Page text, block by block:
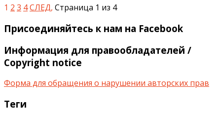
1 2 3 4СЛЕД, Страница 1 из 4
Присоединяйтесь к нам на Facebook
Информация для правообладателей /
Copyright notice
Форма для обращения о нарушении авторских прав
Теги